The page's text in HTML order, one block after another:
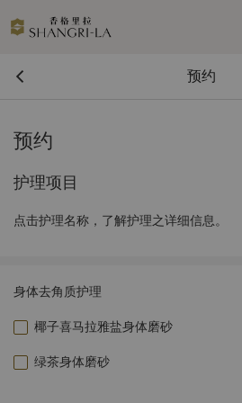
预约
预约
护理项目
点击护理名称，了解护理之详细信息。
身体去角质护理
椰子喜马拉雅盐身体磨砂
绿茶身体磨砂